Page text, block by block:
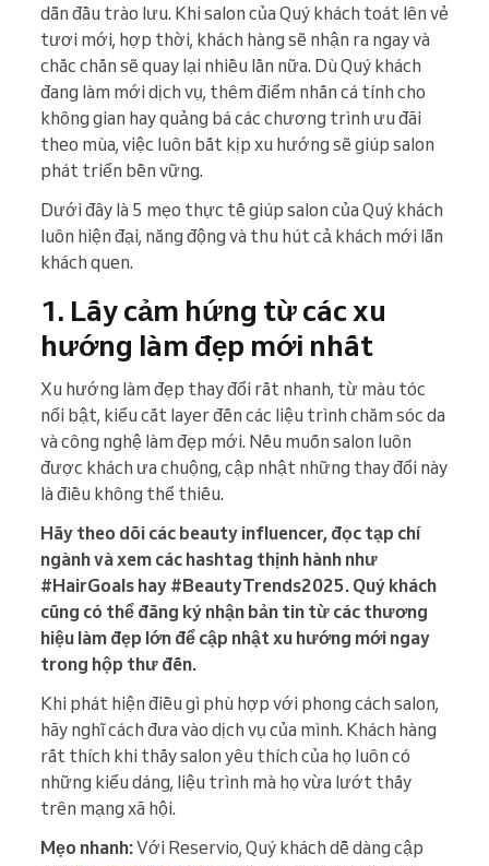
dẫn đầu trào lưu. Khi salon của Quý khách toát lên vẻ
tươi mới, hợp thời, khách hàng sẽ nhận ra ngay và
chắc chắn sẽ quay lại nhiều lần nữa. Dù Quý khách
đang làm mới dịch vụ, thêm điểm nhấn cá tính cho
không gian hay quảng bá các chương trình ưu đãi
theo mùa, việc luôn bắt kịp xu hướng sẽ giúp salon
phát triển bền vững.
Dưới đây là 5 mẹo thực tế giúp salon của Quý khách
luôn hiện đại, năng động và thu hút cả khách mới lẫn
khách quen.
1. Lấy cảm hứng từ các xu
hướng làm đẹp mới nhất
Xu hướng làm đẹp thay đổi rất nhanh, từ màu tóc
nổi bật, kiểu cắt layer đến các liệu trình chăm sóc da
và công nghệ làm đẹp mới. Nếu muốn salon luôn
được khách ưa chuộng, cập nhật những thay đổi này
là điều không thể thiếu.
Hãy theo dõi các beauty influencer, đọc tạp chí
ngành và xem các hashtag thịnh hành như
#HairGoals hay #BeautyTrends2025. Quý khách
cũng có thể đăng ký nhận bản tin từ các thương
hiệu làm đẹp lớn để cập nhật xu hướng mới ngay
trong hộp thư đến.
Khi phát hiện điều gì phù hợp với phong cách salon,
hãy nghĩ cách đưa vào dịch vụ của mình. Khách hàng
rất thích khi thấy salon yêu thích của họ luôn có
những kiểu dáng, liệu trình mà họ vừa lướt thấy
trên mạng xã hội.
Mẹo nhanh:Với Reservio, Quý khách dễ dàng cập